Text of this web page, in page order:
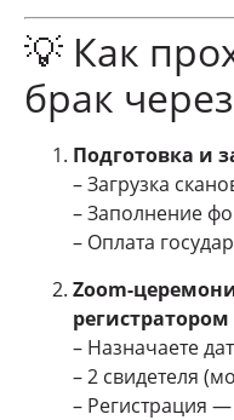
💡 Как
брак
Подготовка и
– Загрузка
– Заполнение
– Оплата
Zoom-
регистратором
– Назначаете
– 2 свидетеля
– Регистрация